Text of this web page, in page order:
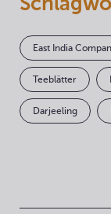
East India
Teeblätter
Darjeeling